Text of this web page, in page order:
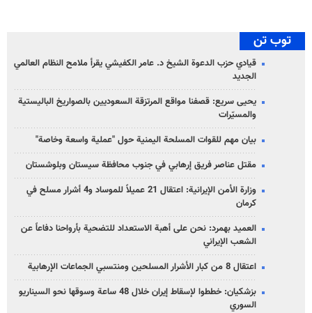
توب تن
قيادي حزب الدعوة الشيخ د. عامر الكفيشي يقرأ ملامح النظام العالمي
الجديد
يحيى سريع: قصفنا مواقع المرتزقة السعوديين بالصواريخ الباليستية
والمسيّرات
بيان مهم للقوات المسلحة اليمنية حول "عملية واسعة وخاصة"
مقتل عناصر فريق إرهابي في جنوب محافظة سيستان وبلوشستان
وزارة الأمن الإيرانية: اعتقال 21 عميلاً للموساد و4 أشرار مسلح في
كرمان
العميد بهمرد: نحن على أهبة الاستعداد للتضحية بأرواحنا دفاعاً عن
الشعب الإيراني
اعتقال 8 من كبار الأشرار المسلحين ومنتسبي الجماعات الإرهابية
بزشكيان: خططوا لإسقاط إيران خلال 48 ساعة وسوقها نحو السيناريو
السوري